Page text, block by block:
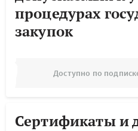
процедурах
закупок
Доступно по
Сертификаты и